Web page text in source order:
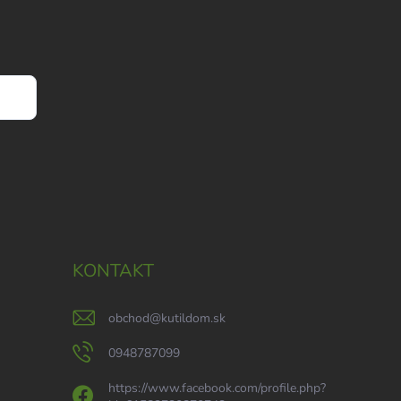
KONTAKT
obchod@kutildom.sk
0948787099
https://www.facebook.com/profile.php?